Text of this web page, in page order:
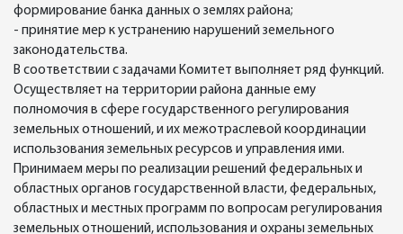
формирование банка данных о землях района;
- принятие мер к устранению нарушений земельного
законодательства.
В соответствии с задачами Комитет выполняет ряд функций.
Осуществляет на территории района данные ему
полномочия в сфере государственного регулирования
земельных отношений, и их межотраслевой координации
использования земельных ресурсов и управления ими.
Принимаем меры по реализации решений федеральных и
областных органов государственной власти, федеральных,
областных и местных программ по вопросам регулирования
земельных отношений, использования и охраны земельных